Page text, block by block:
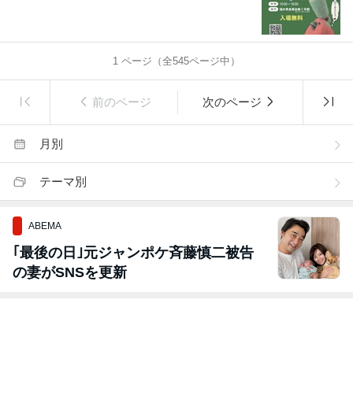
1 ページ（全545ページ中）
前のページ 次のページ
月別
テーマ別
ABEMA
｢最後の日｣元ジャンポケ斉藤慎二被告
の妻がSNSを更新